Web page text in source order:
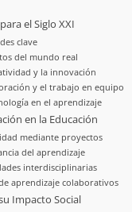
el Siglo XXI
clave
del mundo real
y la innovación
y el trabajo en equipo
en el aprendizaje
en la Educación
mediante proyectos
del aprendizaje
interdisciplinarias
aprendizaje colaborativos
Impacto Social